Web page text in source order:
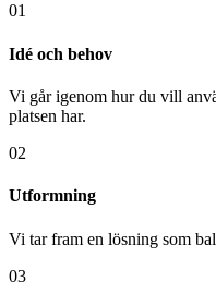
01
Idé och behov
Vi går igenom hur du vill
platsen har.
02
Utformning
Vi tar fram en lösning som
03